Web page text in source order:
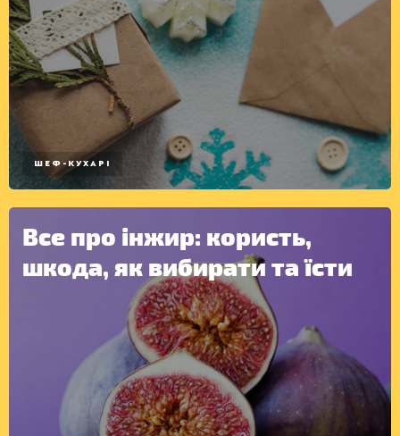
КОНСЕРВАЦІЯ
ШЕФ-КУХАРІ
Все про інжир: користь,
шкода, як вибирати та їсти